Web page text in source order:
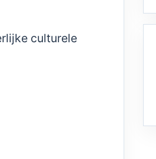
culturele